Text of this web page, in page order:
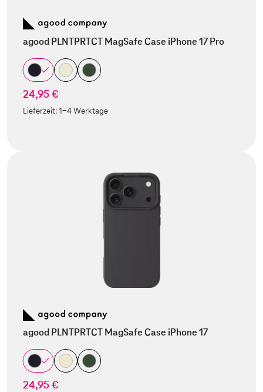
agood PLNTPRTCT MagSafe Case iPhone 17 Pro
24,95 €
Lieferzeit:1-4 Werktage
agood PLNTPRTCT MagSafe Case iPhone 17
24,95 €